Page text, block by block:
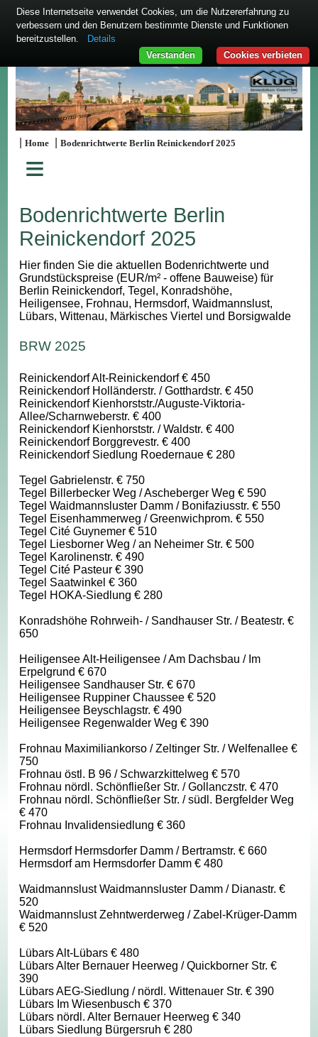
|Home |Bodenrichtwerte Berlin Reinickendorf 2025
≡
Bodenrichtwerte Berlin
Reinickendorf 2025
Hier finden Sie die aktuellen Bodenrichtwerte und
Grundstückspreise (EUR/m² - offene Bauweise) für
Berlin Reinickendorf, Tegel, Konradshöhe,
Heiligensee, Frohnau, Hermsdorf, Waidmannslust,
Lübars, Wittenau, Märkisches Viertel und Borsigwalde
BRW 2025
Reinickendorf Alt-Reinickendorf € 450
Reinickendorf Holländerstr. / Gotthardstr. € 450
Reinickendorf Kienhorststr./Auguste-Viktoria-
Allee/Scharnweberstr. € 400
Reinickendorf Kienhorststr. / Waldstr. € 400
Reinickendorf Borggrevestr. € 400
Reinickendorf Siedlung Roedernaue € 280
Tegel Gabrielenstr. € 750
Tegel Billerbecker Weg / Ascheberger Weg € 590
Tegel Waidmannsluster Damm / Bonifaziusstr. € 550
Tegel Eisenhammerweg / Greenwichprom. € 550
Tegel Cité Guynemer € 510
Tegel Liesborner Weg / an Neheimer Str. € 500
Tegel Karolinenstr. € 490
Tegel Cité Pasteur € 390
Tegel Saatwinkel € 360
Tegel HOKA-Siedlung € 280
Konradshöhe Rohrweih- / Sandhauser Str. / Beatestr. €
650
Heiligensee Alt-Heiligensee / Am Dachsbau / Im
Erpelgrund € 670
Heiligensee Sandhauser Str. € 670
Heiligensee Ruppiner Chaussee € 520
Heiligensee Beyschlagstr. € 490
Heiligensee Regenwalder Weg € 390
Frohnau Maximiliankorso / Zeltinger Str. / Welfenallee €
750
Frohnau östl. B 96 / Schwarzkittelweg € 570
Frohnau nördl. Schönfließer Str. / Gollanczstr. € 470
Frohnau nördl. Schönfließer Str. / südl. Bergfelder Weg
€ 470
Frohnau Invalidensiedlung € 360
Hermsdorf Hermsdorfer Damm / Bertramstr. € 660
Hermsdorf am Hermsdorfer Damm € 480
Waidmannslust Waidmannsluster Damm / Dianastr. €
520
Waidmannslust Zehntwerderweg / Zabel-Krüger-Damm
€ 520
Lübars Alt-Lübars € 480
Lübars Alter Bernauer Heerweg / Quickborner Str. €
390
Lübars AEG-Siedlung / nördl. Wittenauer Str. € 390
Lübars Im Wiesenbusch € 370
Lübars nördl. Alter Bernauer Heerweg € 340
Lübars Siedlung Bürgersruh € 280
Diese Internetseite verwendet Cookies, um die Nutzererfahrung zu
verbessern und den Benutzern bestimmte Dienste und Funktionen
bereitzustellen.
Details
Cookies verbieten
Verstanden